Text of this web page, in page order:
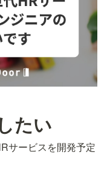
たい
サービスを開発予定